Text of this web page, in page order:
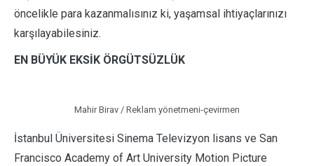
öncelikle para kazanmalısınız ki, yaşamsal ihtiyaçlarınızı
karşılayabilesiniz.
EN BÜYÜK EKSİK ÖRGÜTSÜZLÜK
Mahir Birav / Reklam yönetmeni-çevirmen
İstanbul Üniversitesi Sinema Televizyon lisans ve San
Francisco Academy of Art University Motion Picture